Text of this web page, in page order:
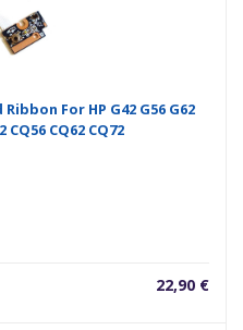
For HP G42 G56 G62
CQ56 CQ62 CQ72
22,90 €